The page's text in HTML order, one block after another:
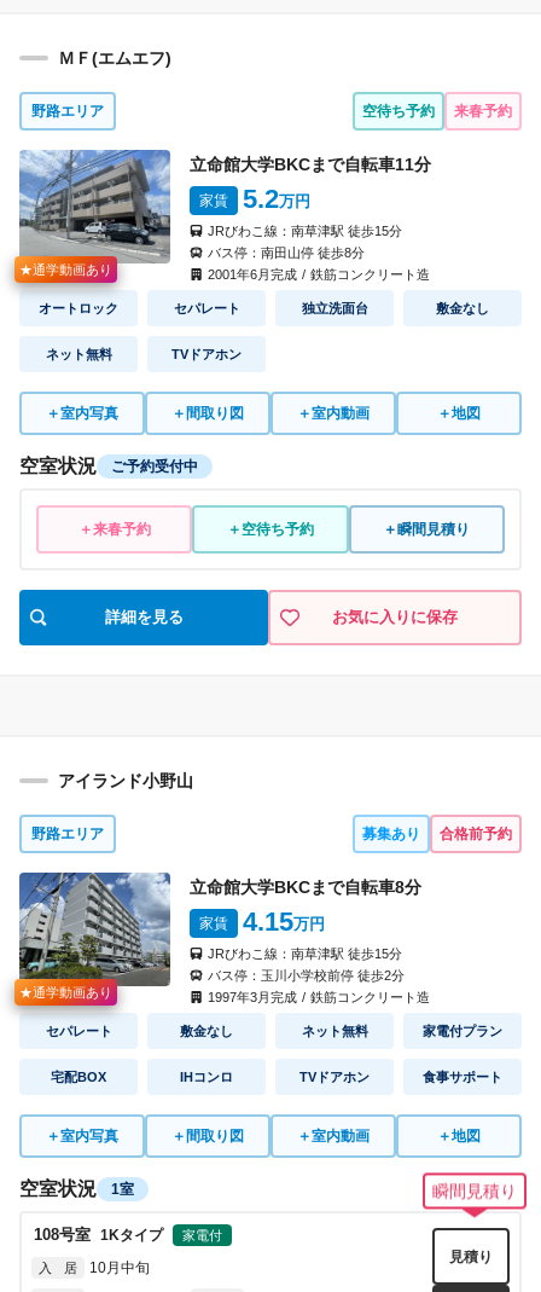
ＭＦ(エムエフ)
野路エリア 空待ち予約 来春予約
★通学動画あり
立命館大学BKCまで自転車11分
家賃 5.2万円
JRびわこ線： 南草津駅 徒歩15分
バス停： 南田山停徒歩8分
2001年6月完成 / 鉄筋コンクリート造
オートロック セパレート 独立洗面台 敷金なし
ネット無料 TVドアホン
＋室内写真 ＋ 間取り図 ＋室内動画 ＋地図
空室状況 ご予約受付中
＋来春予約 ＋空待ち予約 ＋瞬間見積り
詳細を見る お気に入りに保存
アイランド小野山
野路エリア 募集あり 合格前予約
★通学動画あり
立命館大学BKCまで自転車8分
家賃 4.15万円
JRびわこ線： 南草津駅 徒歩15分
バス停： 玉川小学校前停徒歩2分
1997年3月完成 / 鉄筋コンクリート造
セパレート 敷金なし ネット無料 家電付プラン
宅配BOX IHコンロ TVドアホン 食事サポート
＋室内写真 ＋ 間取り図 ＋室内動画 ＋地図
空室状況 1室 瞬間見積り
108号室 1Kタイプ 家電付
入 居
10月中旬
見積り